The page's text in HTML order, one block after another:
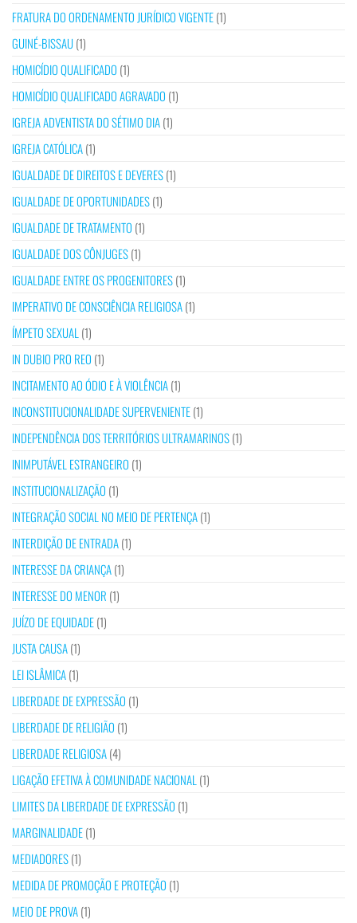
FRATURA DO ORDENAMENTO JURÍDICO VIGENTE(1)
GUINÉ-BISSAU(1)
HOMICÍDIO QUALIFICADO (1)
HOMICÍDIO QUALIFICADO AGRAVADO (1)
IGREJA ADVENTISTA DO SÉTIMO DIA(1)
IGREJA CATÓLICA(1)
IGUALDADE DE DIREITOS E DEVERES(1)
IGUALDADE DE OPORTUNIDADES(1)
IGUALDADE DE TRATAMENTO (1)
IGUALDADE DOS CÔNJUGES(1)
IGUALDADE ENTRE OS PROGENITORES(1)
IMPERATIVO DE CONSCIÊNCIA RELIGIOSA(1)
ÍMPETO SEXUAL (1)
IN DUBIO PRO REO (1)
INCITAMENTO AO ÓDIO E À VIOLÊNCIA(1)
INCONSTITUCIONALIDADE SUPERVENIENTE(1)
INDEPENDÊNCIA DOS TERRITÓRIOS ULTRAMARINOS(1)
INIMPUTÁVEL ESTRANGEIRO (1)
INSTITUCIONALIZAÇÃO (1)
INTEGRAÇÃO SOCIAL NO MEIO DE PERTENÇA(1)
INTERDIÇÃO DE ENTRADA(1)
INTERESSE DA CRIANÇA(1)
INTERESSE DO MENOR (1)
JUÍZO DE EQUIDADE(1)
JUSTA CAUSA(1)
LEI ISLÂMICA(1)
LIBERDADE DE EXPRESSÃO (1)
LIBERDADE DE RELIGIÃO (1)
LIBERDADE RELIGIOSA(4)
LIGAÇÃO EFETIVA À COMUNIDADE NACIONAL (1)
LIMITES DA LIBERDADE DE EXPRESSÃO (1)
MARGINALIDADE(1)
MEDIADORES(1)
MEDIDA DE PROMOÇÃO E PROTEÇÃO (1)
MEIO DE PROVA(1)